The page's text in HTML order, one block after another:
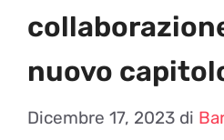
nuovo
Dicembre 17, 2023 di